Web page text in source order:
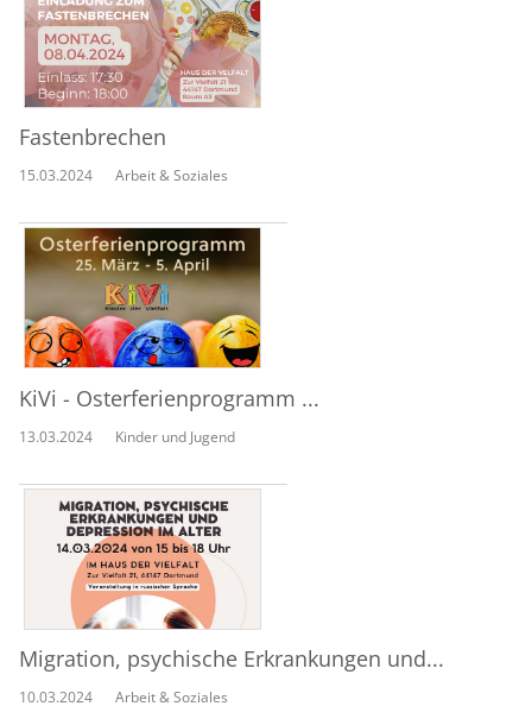
Fastenbrechen
15.03.2024 Arbeit & Soziales
KiVi - Osterferienprogramm ...
13.03.2024 Kinder und Jugend
Migration, psychische Erkrankungen und...
10.03.2024 Arbeit & Soziales